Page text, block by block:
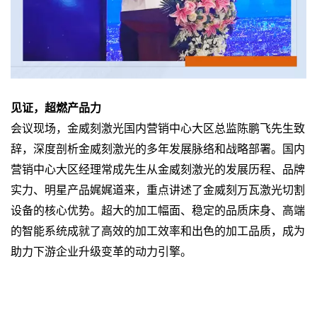
见证，超燃产品力
会议现场，金威刻激光国内营销中心大区总监陈鹏飞先生致
辞，深度剖析金威刻激光的多年发展脉络和战略部署。国内
营销中心大区经理常成先生从金威刻激光的发展历程、品牌
实力、明星产品娓娓道来，重点讲述了金威刻万瓦激光切割
设备的核心优势。超大的加工幅面、稳定的品质床身、高端
的智能系统成就了高效的加工效率和出色的加工品质，成为
助力下游企业升级变革的动力引擎。